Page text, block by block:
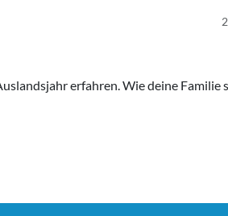
erfahren. Wie deine Familie